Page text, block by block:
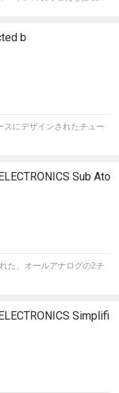
b
スにデザインされたチュー
Sub Ato
た、オールアナログの2チ
Simplifi